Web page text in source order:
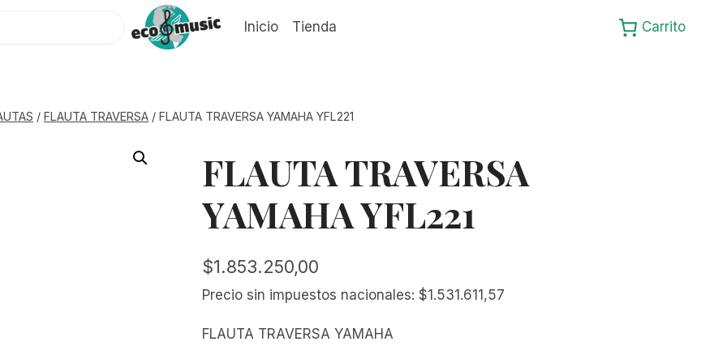
Inicio Tienda Carrito
/ FLAUTA TRAVERSA / FLAUTA TRAVERSA YAMAHA YFL221
FLAUTA TRAVERSA
YAMAHA YFL221
$1.853.250,00
Precio sin impuestos nacionales: $1.531.611,57
FLAUTA TRAVERSA YAMAHA